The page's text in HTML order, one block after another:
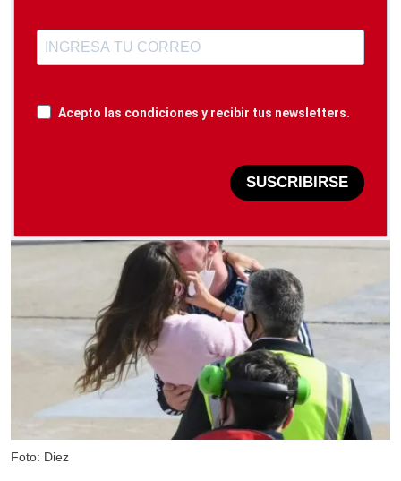
Acepto las condiciones y recibir tus newsletters.
SUSCRIBIRSE
Foto: Diez